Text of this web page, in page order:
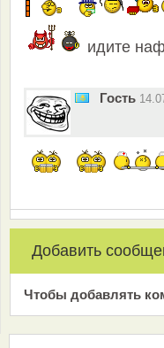
идите
Гость
Добавить
Чтобы добавлять